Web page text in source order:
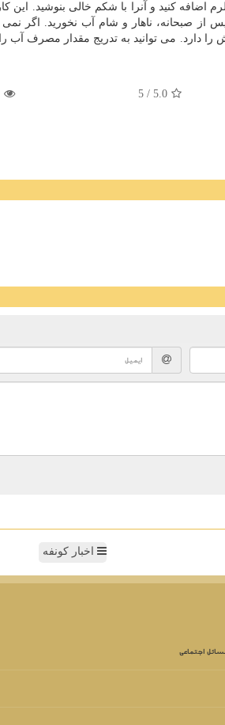
اضافه كنید و آنرا با شكم خالی بنوشید.
5.0
/ 5
اخبار کونفه
اجتماعی